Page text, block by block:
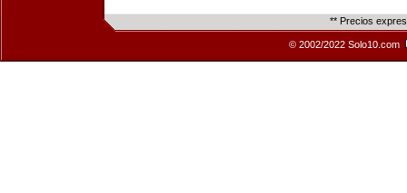
** Precios
© 2002/2022 Solo10.com